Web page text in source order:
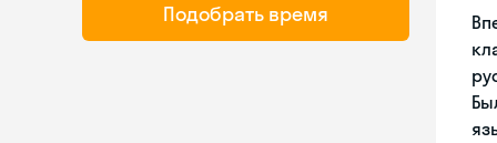
Подобрать время